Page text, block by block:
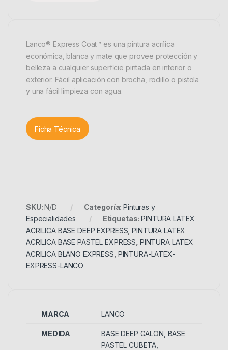
Lanco® Express Coat™ es una pintura acrílica
económica, blanca y mate que provee protección y
belleza a cualquier superﬁcie pintada en interior o
exterior. Fácil aplicación con brocha, rodillo o pistola
y una fácil limpieza con agua.
Ficha Técnica
SKU:N/D Categoría:Pinturas y
Especialidades
Etiquetas:PINTURA LATEX
ACRILICA BASE DEEP EXPRESS ,PINTURA LATEX
ACRILICA BASE PASTEL EXPRESS PINTURA LATEX
ACRILICA BLANO EXPRESS PINTURA-LATEX-
EXPRESS-LANCO
MARCA LANCO
MEDIDA
BASE DEEP GALON, BASE
PASTEL CUBETA,